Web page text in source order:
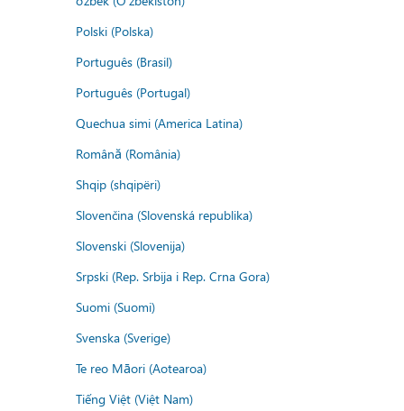
Polski (Polska)
Português (Brasil)
Português (Portugal)
Quechua simi (America Latina)
Română (România)
Shqip (shqipëri)
Slovenčina (Slovenská republika)
Slovenski (Slovenija)
Srpski (Rep. Srbija i Rep. Crna Gora)
Suomi (Suomi)
Svenska (Sverige)
Te reo Māori (Aotearoa)
Tiếng Việt (Việt Nam)